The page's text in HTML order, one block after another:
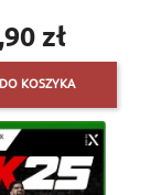
zł
DO KOSZYKA